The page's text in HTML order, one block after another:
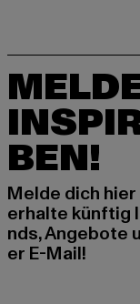
BEN!
Melde dich
erhalte künftig
nds, Angebote
er E-Mail!